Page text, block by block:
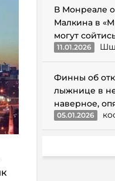
В Монреале
Малкина в
могут
11.01.2026
Финны об
лыжнице в
наверное,
05.01.2026